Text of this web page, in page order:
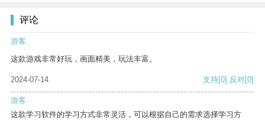
评论
游客
这款游戏非常好玩，画面精美，玩法丰富。
2024-07-14 支持[0] 反对[0]
游客
这款学习软件的学习方式非常灵活，可以根据自己的需求选择学习方